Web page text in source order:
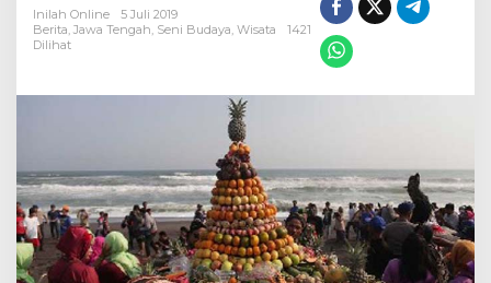
Warga
Kabupaten
Tengah
Inilah Online
5 Juli 2019
Berita Jawa Tengah Seni Budaya Wisata
1421
Dilihat